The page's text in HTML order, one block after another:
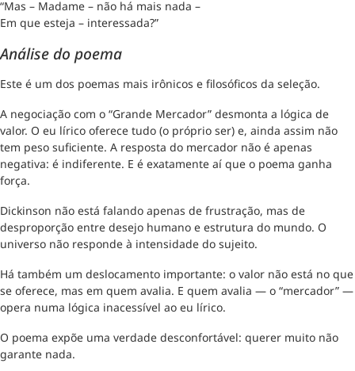
“Mas – Madame – não há mais nada –
Em que esteja – interessada?”
Análise do poema
Este é um dos poemas mais irônicos e filosóficos da seleção.
A negociação com o “Grande Mercador” desmonta a lógica de
valor. O eu lírico oferece tudo (o próprio ser) e, ainda assim não
tem peso suficiente. A resposta do mercador não é apenas
negativa: é indiferente. E é exatamente aí que o poema ganha
força.
Dickinson não está falando apenas de frustração, mas de
desproporção entre desejo humano e estrutura do mundo. O
universo não responde à intensidade do sujeito.
Há também um deslocamento importante: o valor não está no que
se oferece, mas em quem avalia. E quem avalia — o “mercador” —
opera numa lógica inacessível ao eu lírico.
O poema expõe uma verdade desconfortável: querer muito não
garante nada.